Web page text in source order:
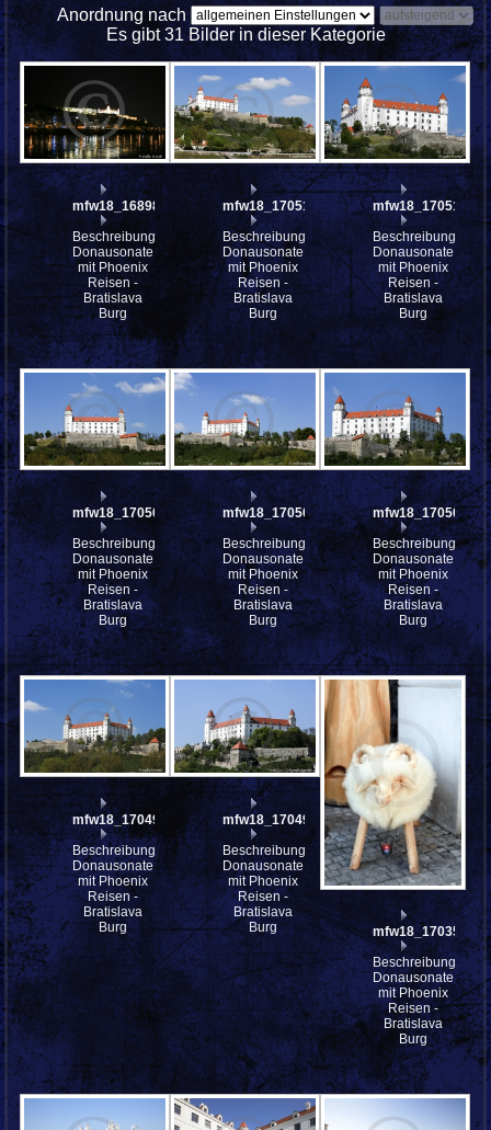
Anordnung nach
Es gibt 31 Bilder in dieser Kategorie
mfw18_168985
Beschreibung:
Donausonate
mit Phoenix
Reisen -
Bratislava
Burg
mfw18_170511
Beschreibung:
Donausonate
mit Phoenix
Reisen -
Bratislava
Burg
mfw18_170510
Beschreibung:
Donausonate
mit Phoenix
Reisen -
Bratislava
Burg
mfw18_170507
Beschreibung:
Donausonate
mit Phoenix
Reisen -
Bratislava
Burg
mfw18_170504
Beschreibung:
Donausonate
mit Phoenix
Reisen -
Bratislava
Burg
mfw18_170502
Beschreibung:
Donausonate
mit Phoenix
Reisen -
Bratislava
Burg
mfw18_170499
Beschreibung:
Donausonate
mit Phoenix
Reisen -
Bratislava
Burg
mfw18_170492
Beschreibung:
Donausonate
mit Phoenix
Reisen -
Bratislava
Burg
mfw18_170352
Beschreibung:
Donausonate
mit Phoenix
Reisen -
Bratislava
Burg